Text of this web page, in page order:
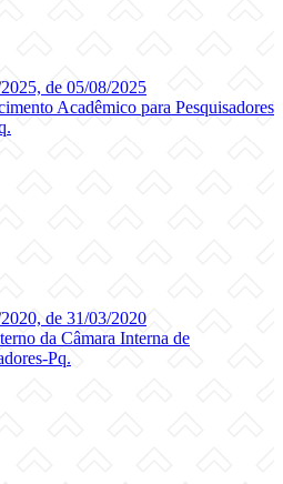
de 05/08/2025
Acadêmico para Pesquisadores
de 31/03/2020
da Câmara Interna de
Pq.